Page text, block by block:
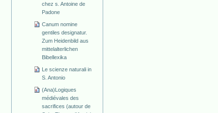
chez s. Antoine de
Padone
Canum nomine
gentiles designatur.
Zum Heidenbild aus
mittelalterlichen
Bibellexika
Le scienze naturali in
S. Antonio
(Ana)Logiques
médiévales des
sacrifices (autour de